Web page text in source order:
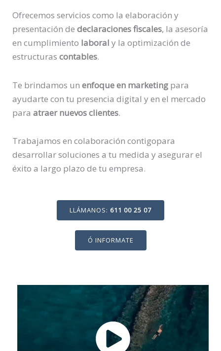
Ofrecemos servicios como la elaboración y
presentación de declaraciones fiscales, la asesoría
en cumplimiento laboral y la optimización de
estructuras contables.
Te brindamos un enfoque en marketing para
ayudarte con tu presencia digital y en el mercado
para atraer nuevos clientes.
Trabajamos en colaboración contigopara
desarrollar soluciones a tu medida y asegurar el
éxito a largo plazo de tu empresa.
LLÁMANOS: 611 00 25 07
Ó INFORMATE